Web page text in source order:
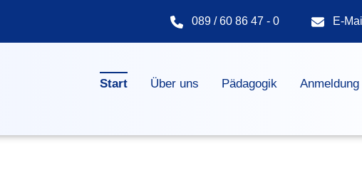
089 / 60 86 47 - 0 E-Mail
Navigation überspringen
Start Über uns Pädagogik Anmeldung